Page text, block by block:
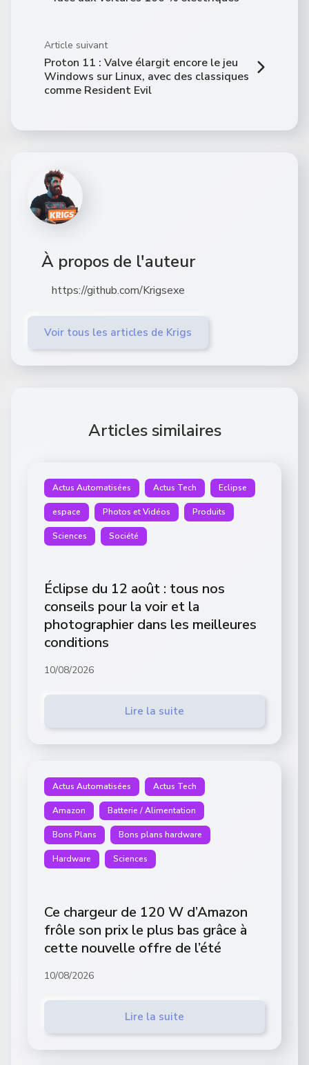
Article suivant
Proton 11 : Valve élargit encore le jeu
Windows sur Linux, avec des classiques
comme Resident Evil
À propos de l'auteur
https://github.com/Krigsexe
Voir tous les articles de Krigs
Articles similaires
Actus Automatisées Actus Tech Eclipse
espace Photos et Vidéos Produits
Sciences Société
Éclipse du 12 août : tous nos
conseils pour la voir et la
photographier dans les meilleures
conditions
10/08/2026
Lire la suite
Actus Automatisées Actus Tech
Amazon Batterie / Alimentation
Bons Plans Bons plans hardware
Hardware Sciences
Ce chargeur de 120 W d’Amazon
frôle son prix le plus bas grâce à
cette nouvelle offre de l’été
10/08/2026
Lire la suite